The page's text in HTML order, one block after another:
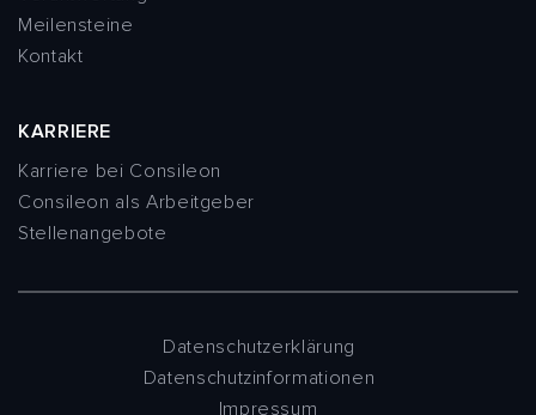
Meilensteine
Kontakt
KARRIERE
Karriere bei Consileon
Consileon als Arbeitgeber
Stellenangebote
Datenschutzerklärung
Datenschutzinformationen
Impressum